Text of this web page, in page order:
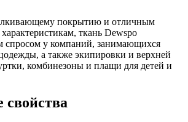
покрытию и отличным
ткань Dewspo
спросом у компаний, занимающихся
а также экипировки и верхней
комбинезоны и плащи для детей и